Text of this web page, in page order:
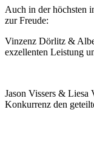
Auch in der höchsten
zur Freude:
Vinzenz Dörlitz &
exzellenten Leistung
Jason Vissers & Liesa
Konkurrenz den